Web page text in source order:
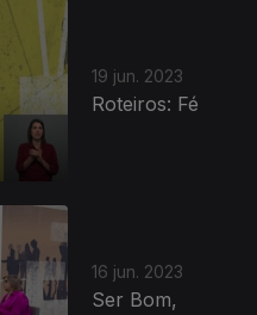
19 jun. 2023
Roteiros: Fé
16 jun. 2023
Ser Bom,